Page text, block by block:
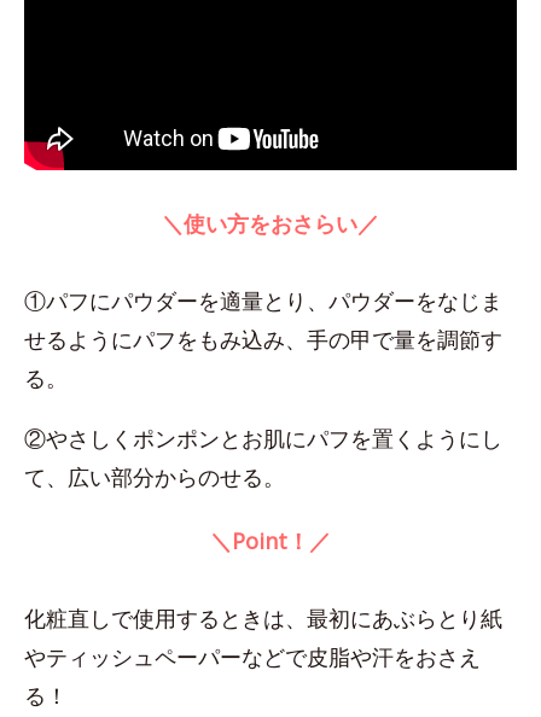
＼使い方をおさらい／
①パフにパウダーを適量とり、パウダーをなじま
せるようにパフをもみ込み、手の甲で量を調節す
る。
②やさしくポンポンとお肌にパフを置くようにし
て、広い部分からのせる。
＼Point！／
化粧直しで使用するときは、最初にあぶらとり紙
やティッシュペーパーなどで皮脂や汗をおさえ
る！